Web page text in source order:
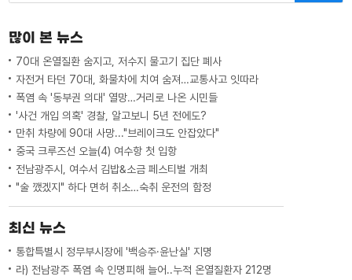
많이 본 뉴스
70대 온열질환 숨지고, 저수지 물고기 집단 폐사
자전거 타던 70대, 화물차에 치여 숨져…교통사고 잇따라
폭염 속 '동부권 의대' 열망…거리로 나온 시민들
'사건 개입 의혹' 경찰, 알고보니 5년 전에도?
만취 차량에 90대 사망..."브레이크도 안잡았다"
중국 크루즈선 오늘(4) 여수항 첫 입항
전남광주시, 여수서 김밥&소금 페스티벌 개최
"술 깼겠지" 하다 면허 취소…숙취 운전의 함정
최신 뉴스
통합특별시 정무부시장에 '백승주·윤난실' 지명
라) 전남광주 폭염 속 인명피해 늘어..누적 온열질환자 212명